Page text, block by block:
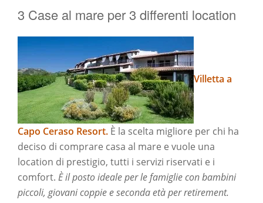
3 Case al mare per 3 differenti location
Villetta a
Capo Ceraso Resort. È la scelta migliore per chi ha
deciso di comprare casa al mare e vuole una
location di prestigio, tutti i servizi riservati e i
comfort. È il posto ideale per le famiglie con bambini
piccoli, giovani coppie e seconda età per retirement.